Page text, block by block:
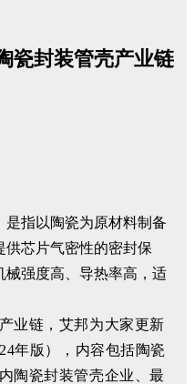
瓷封装管壳产业链
是指以陶瓷为原材料制备
供芯片气密性的密封保
械强度高、导热率高，适
业链，艾邦为大家更新
年版），内容包括陶瓷
陶瓷封装管壳企业、最